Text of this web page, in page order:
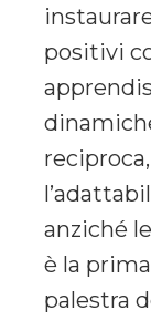
positivi
anziché
è la
palestra